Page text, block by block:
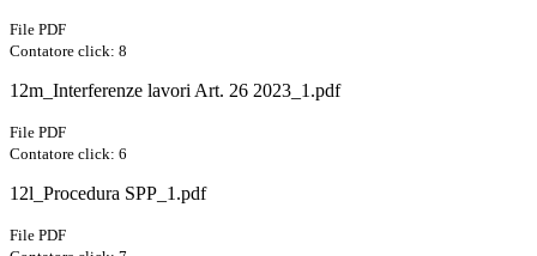
File PDF
Contatore click: 8
12m_Interferenze lavori Art. 26 2023_1.pdf
File PDF
Contatore click: 6
12l_Procedura SPP_1.pdf
File PDF